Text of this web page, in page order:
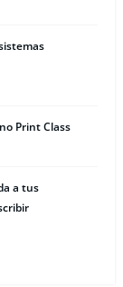
Print Class
a tus